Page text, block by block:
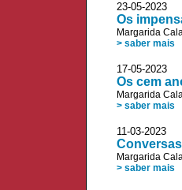
23-05-
Os
Margarida
> saber mais
17-05-2023
Os cem
Margarida
> saber mais
11-03-2023
Margarida
> saber mais